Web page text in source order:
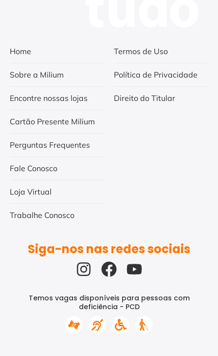
Home
Sobre a Milium
Encontre nossas lojas
Cartão Presente Milium
Perguntas Frequentes
Fale Conosco
Loja Virtual
Trabalhe Conosco
Termos de Uso
Política de Privacidade
Direito do Titular
Siga-nos nas redes sociais
Temos vagas disponíveis para pessoas com
deficiência - PCD